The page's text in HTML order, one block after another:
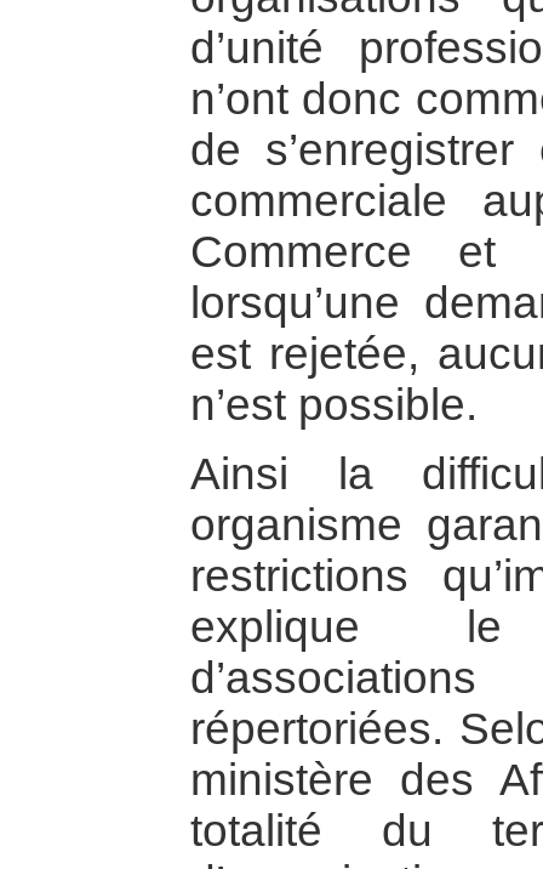
d’unité
n’ont donc
de s’enregistrer
commerciale
Commerce
lorsqu’une
est rejetée,
n’est possible.
Ainsi la
organisme
restrictions
explique
répertoriées.
ministère des
totalité du